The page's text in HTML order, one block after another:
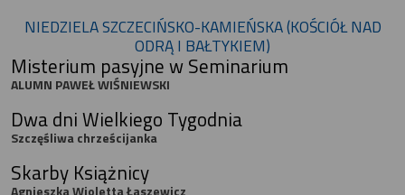
NIEDZIELA SZCZECIŃSKO-KAMIEŃSKA (KOŚCIÓŁ NAD
ODRĄ I BAŁTYKIEM)
Misterium pasyjne w Seminarium
ALUMN PAWEŁ WIŚNIEWSKI
Dwa dni Wielkiego Tygodnia
Szczęśliwa chrześcijanka
Skarby Książnicy
Agnieszka Wioletta Łaszewicz